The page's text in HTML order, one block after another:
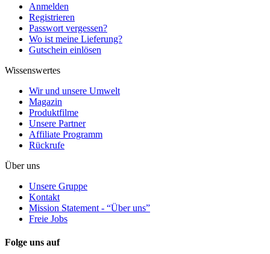
Anmelden
Registrieren
Passwort vergessen?
Wo ist meine Lieferung?
Gutschein einlösen
Wissenswertes
Wir und unsere Umwelt
Magazin
Produktfilme
Unsere Partner
Affiliate Programm
Rückrufe
Über uns
Unsere Gruppe
Kontakt
Mission Statement - “Über uns”
Freie Jobs
Folge uns auf